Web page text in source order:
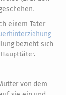
einem Täter
bezieht sich
von dem